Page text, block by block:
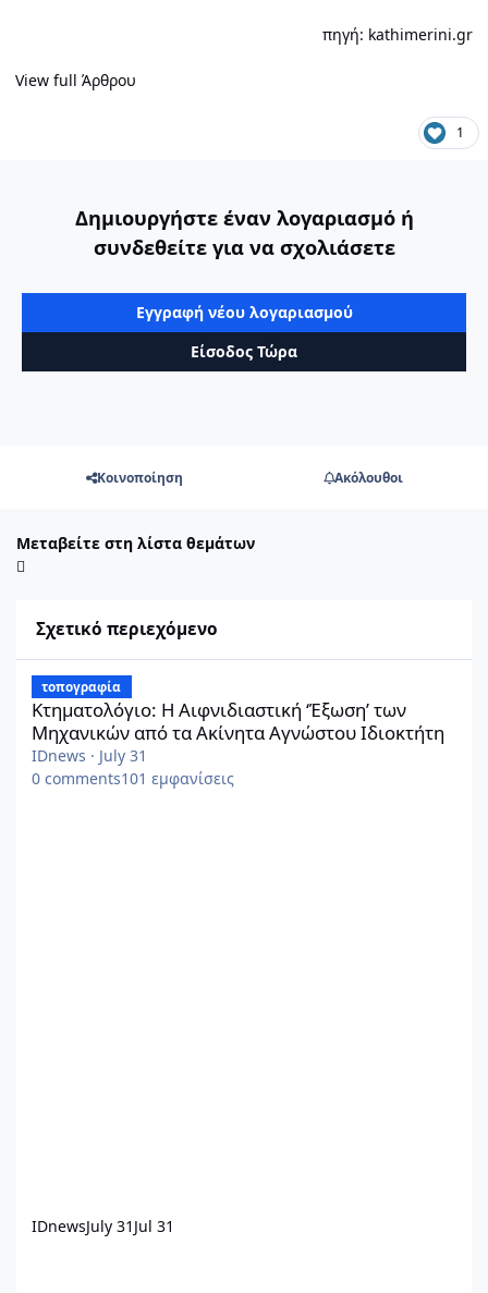
πηγή: kathimerini.gr
View full Άρθρου
1
Δημιουργήστε έναν λογαριασμό ή
συνδεθείτε για να σχολιάσετε
Εγγραφή νέου λογαριασμού
Είσοδος Τώρα
Κοινοποίηση Ακόλουθοι
Μεταβείτε στη λίστα θεμάτων
Σχετικό περιεχόμενο
τοπογραφία
Κτηματολόγιο: Η Αιφνιδιαστική ‘Έξωση’ των
Μηχανικών από τα Ακίνητα Αγνώστου Ιδιοκτήτη
IDnews · July 31
0 comments101 εμφανίσεις
IDnewsJuly 31 Jul 31